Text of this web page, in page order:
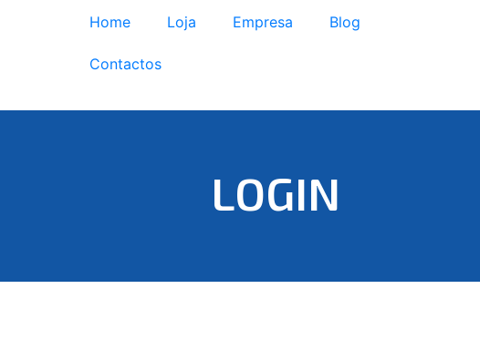
Home Loja Empresa Blog
Contactos
LOGIN